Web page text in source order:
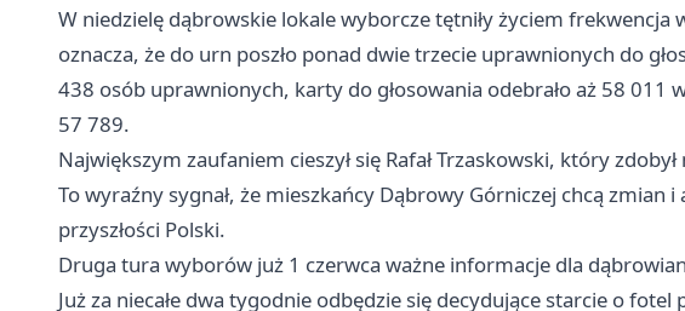
W niedzielę dąbrowskie lokale wyborcze tętniły życiem frekwencja
oznacza, że do urn poszło ponad dwie trzecie uprawnionych do
438 osób uprawnionych, karty do głosowania odebrało aż 58 011
57 789.
Największym zaufaniem cieszył się Rafał Trzaskowski, który
To wyraźny sygnał, że mieszkańcy Dąbrowy Górniczej chcą zmian
przyszłości Polski.
Druga tura wyborów już 1 czerwca ważne informacje dla dąbrowian
Już za niecałe dwa tygodnie odbędzie się decydujące starcie o